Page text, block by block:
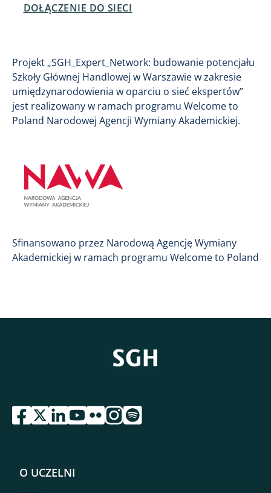
DOŁĄCZENIE DO SIECI
Projekt „SGH_Expert_Network: budowanie potencjału
Szkoły Głównej Handlowej w Warszawie w zakresie
umiędzynarodowienia w oparciu o sieć ekspertów”
jest realizowany w ramach programu Welcome to
Poland Narodowej Agencji Wymiany Akademickiej.
Sfinansowano przez Narodową Agencję Wymiany
Akademickiej w ramach programu Welcome to Poland
przejdź do serwisu facebook sgh
przejdź do serwisu twitter sgh
przejdź do serwisu linkedin sgh
przejdź do serwisu youtube sgh
przejdź do serwisu flickr sgh
przejdź do serwisu instagram sgh
przejdź do serwisu spotify sgh
O UCZELNI